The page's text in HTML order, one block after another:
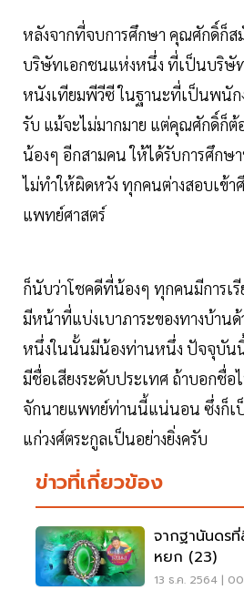
หลังจากที่จบการศึกษา คุณศักดิ์ก็ส
บริษัทเอกชนแห่งหนึ่ง ที่เป็นบริษัท
หนังเทียมพีวีซี ในฐานะที่เป็นพนัก
รับ แม้จะไม่มากมาย แต่คุณศักดิ์ก็ต้อ
น้องๆ อีกสามคน ให้ได้รับการศึกษ
ไม่ทำให้ผิดหวัง ทุกคนต่างสอบเข้
แพทย์ศาสตร์
ก็นับว่าโชคดีที่น้องๆ ทุกคนมีการเ
มีหน้าที่แบ่งเบาภาระของทางบ้านด้
หนึ่งในนั้นมีน้องท่านหนึ่ง ปัจจุบัน
มีชื่อเสียงระดับประเทศ ถ้าบอกชื่อ
จักนายแพทย์ท่านนี้แน่นอน ซึ่งก็เ
แก่วงศ์ตระกูลเป็นอย่างยิ่งครับ
ข่าวที่เกี่ยวข้อง
จากฐานันดรที่
หยก (23)
13 ธ.ค. 2564 |